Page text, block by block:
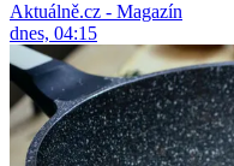
Aktuálně.cz - Magazín
dnes, 04:15